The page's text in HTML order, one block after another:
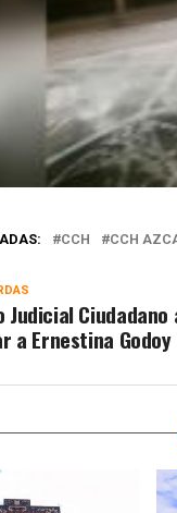
CCH CCH
Judicial Ciudadano
a Ernestina Godoy